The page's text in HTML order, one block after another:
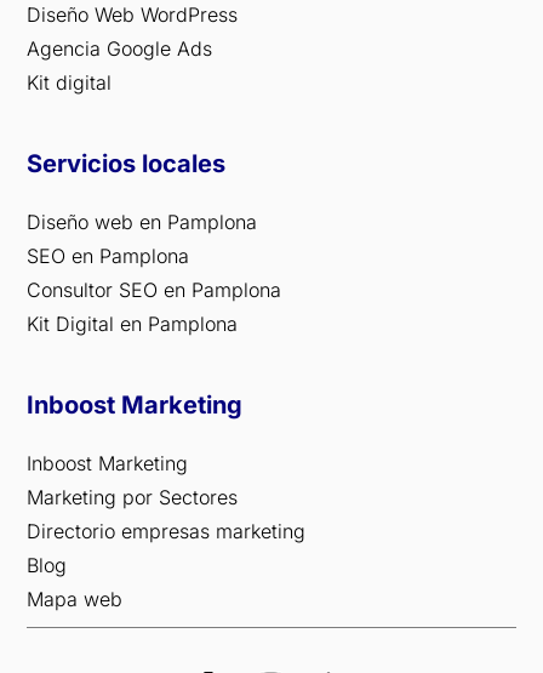
Diseño Web WordPress
Agencia Google Ads
Kit digital
Servicios locales
Diseño web en Pamplona
SEO en Pamplona
Consultor SEO en Pamplona
Kit Digital en Pamplona
Inboost Marketing
Inboost Marketing
Marketing por Sectores
Directorio empresas marketing
Blog
Mapa web